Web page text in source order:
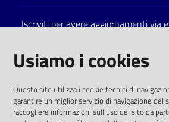
on line
Eventi
Chiedi al
Iscriviti per avere aggiornamenti via
solo alle condizioni previste dalla
comunitaria 2003/98/CE e dal
Usiamo i cookies
Questo sito utilizza i cookie tecnici di
garantire un miglior servizio di navigazione del
raccogliere informazioni sull'uso del sito da